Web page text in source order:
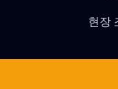
현장